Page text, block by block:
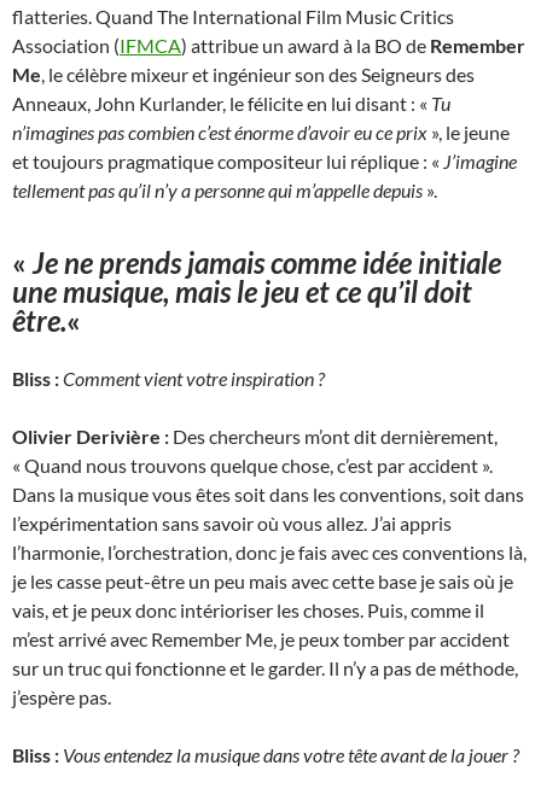
flatteries. Quand The International Film Music Critics
Association (IFMCA) attribue un award à la BO de Remember
Me , le célèbre mixeur et ingénieur son des Seigneurs des
Anneaux, John Kurlander, le félicite en lui disant : « Tu
n’imagines pas combien c’est énorme d’avoir eu ce prix », le jeune
et toujours pragmatique compositeur lui réplique : « J’imagine
tellement pas qu’il n’y a personne qui m’appelle depuis ».
« Je ne prends jamais comme idée initiale
une musique, mais le jeu et ce qu’il doit
être.«
Bliss :Comment vient votre inspiration ?
Olivier Derivière : Des chercheurs m’ont dit dernièrement,
« Quand nous trouvons quelque chose, c’est par accident ».
Dans la musique vous êtes soit dans les conventions, soit dans
l’expérimentation sans savoir où vous allez. J’ai appris
l’harmonie, l’orchestration, donc je fais avec ces conventions là,
je les casse peut-être un peu mais avec cette base je sais où je
vais, et je peux donc intérioriser les choses. Puis, comme il
m’est arrivé avec Remember Me, je peux tomber par accident
sur un truc qui fonctionne et le garder. Il n’y a pas de méthode,
j’espère pas.
Bliss : Vous entendez la musique dans votre tête avant de la jouer ?